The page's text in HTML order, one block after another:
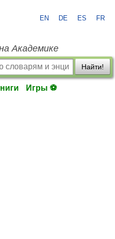
EN DE ES FR
Академике
Найти!
Игры ⚽